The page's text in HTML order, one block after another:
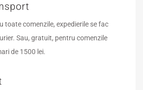
toate comenzile, expedierile se fac
Sau, gratuit, pentru comenzile
de 1500 lei.